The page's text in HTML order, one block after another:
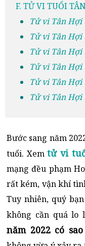
F. TỬ VI TUỔI
Tử vi Tân Hợi
Tử vi Tân Hợi
Tử vi Tân Hợi
Tử vi Tân Hợi
Tử vi Tân Hợi
Tử vi Tân Hợi
Bước sang năm
tuổi. Xemtử vi
mạng đều phạm
rất kém, vận khí
Tuy nhiên, quý
không cần quá lo
năm 2022 có